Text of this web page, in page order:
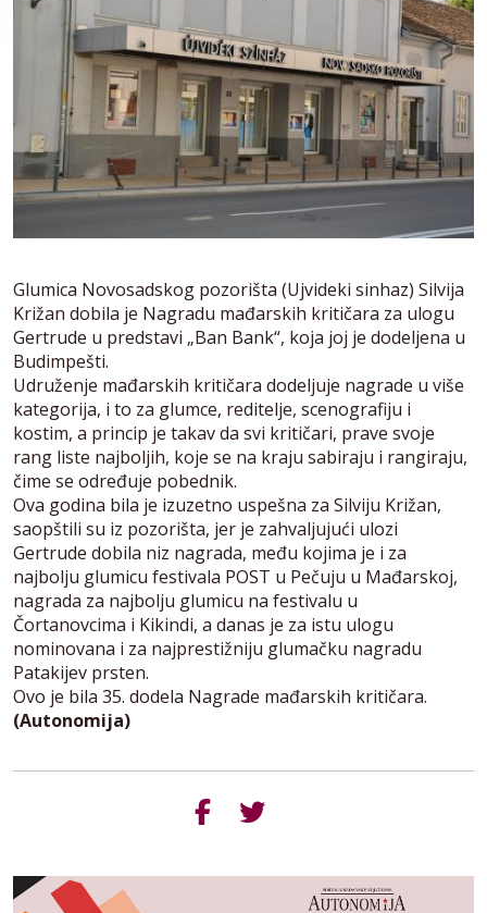
Glumica Novosadskog pozorišta (Ujvideki sinhaz) Silvija
Križan dobila je Nagradu mađarskih kritičara za ulogu
Gertrude u predstavi „Ban Bank“, koja joj je dodeljena u
Budimpešti.
Udruženje mađarskih kritičara dodeljuje nagrade u više
kategorija, i to za glumce, reditelje, scenografiju i
kostim, a princip je takav da svi kritičari, prave svoje
rang liste najboljih, koje se na kraju sabiraju i rangiraju,
čime se određuje pobednik.
Ova godina bila je izuzetno uspešna za Silviju Križan,
saopštili su iz pozorišta, jer je zahvaljujući ulozi
Gertrude dobila niz nagrada, među kojima je i za
najbolju glumicu festivala POST u Pečuju u Mađarskoj,
nagrada za najbolju glumicu na festivalu u
Čortanovcima i Kikindi, a danas je za istu ulogu
nominovana i za najprestižniju glumačku nagradu
Patakijev prsten.
Ovo je bila 35. dodela Nagrade mađarskih kritičara.
(Autonomija)